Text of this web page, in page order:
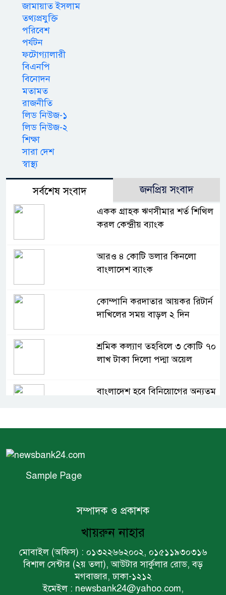
জামায়াত ইসলাম
তথ্যপ্রযুক্তি
পরিবেশ
পর্যটন
ফটোগ্যালারী
বিএনপি
বিনোদন
মতামত
রাজনীতি
লিড নিউজ-১
লিড নিউজ-২
শিক্ষা
সারা দেশ
স্বাস্থ্য
সর্বশেষ সংবাদ জনপ্রিয় সংবাদ
একক গ্রাহক ঋণসীমার শর্ত শিথিল
করল কেন্দ্রীয় ব্যাংক
আরও ৪ কোটি ডলার কিনলো
বাংলাদেশ ব্যাংক
কোম্পানি করদাতার আয়কর রিটার্ন
দাখিলের সময় বাড়ল ২ দিন
শ্রমিক কল্যাণ তহবিলে ৩ কোটি ৭০
লাখ টাকা দিলো পদ্মা অয়েল
বাংলাদেশ হবে বিনিয়োগের অন্যতম
ইসলামী ব্যাংকের বোর্ড সভা অনুষ্ঠিত
ফরচুন সুজের চেয়ারম্যানসহ
কর্মকর্তাদের ৭ কোটি ২০ লাখ টাকা
Sample Page
সম্পাদক ও প্রকাশক
খায়রুন নাহার
মোবাইল (অফিস) : ০১৩২২৬৬২০০২, ০১৫১১৯৩০৩১৬
বিশাল সেন্টার (২য় তলা), আউটার সার্কুলার রোড, বড়
মগবাজার, ঢাকা-১২১২
ইমেইল : newsbank24@yahoo.com,